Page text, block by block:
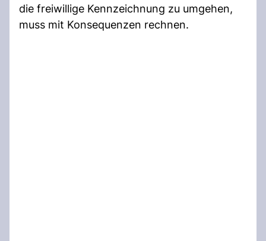
die freiwillige Kennzeichnung zu umgehen,
muss mit Konsequenzen rechnen.